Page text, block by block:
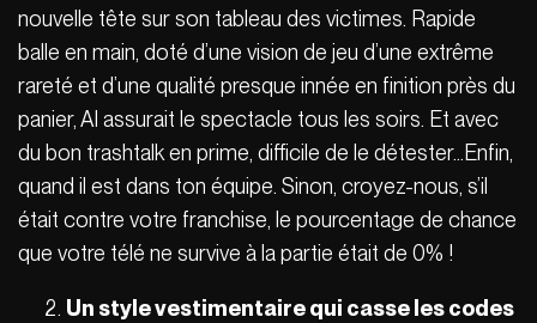
nouvelle tête sur son tableau des victimes. Rapide
balle en main, doté d’une vision de jeu d’une extrême
rareté et d’une qualité presque innée en finition près du
panier, AI assurait le spectacle tous les soirs. Et avec
du bon trashtalk en prime, difficile de le détester…Enfin,
quand il est dans ton équipe. Sinon, croyez-nous, s’il
était contre votre franchise, le pourcentage de chance
que votre télé ne survive à la partie était de 0% !
Un style vestimentaire qui casse les codes